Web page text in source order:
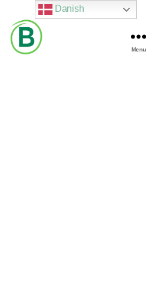
Menu
Danish